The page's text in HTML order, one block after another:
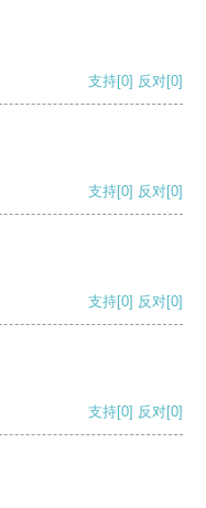
支持[0] 反对[0]
支持[0] 反对[0]
支持[0] 反对[0]
支持[0] 反对[0]